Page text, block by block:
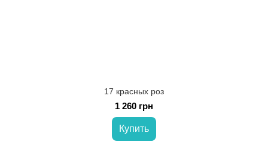
17 красных роз
1 260 грн
Купить